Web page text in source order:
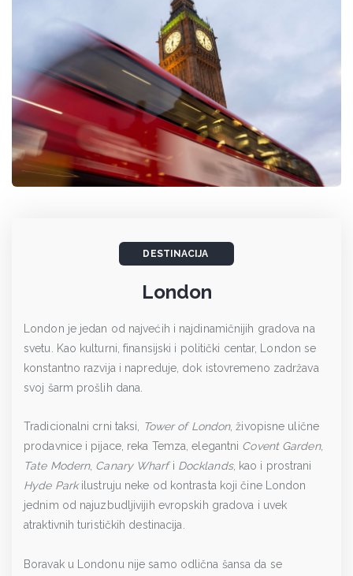
DESTINACIJA
London
London je jedan od najvećih i najdinamičnijih gradova na
svetu. Kao kulturni, finansijski i politički centar, London se
konstantno razvija i napreduje, dok istovremeno zadržava
svoj šarm prošlih dana.
Tradicionalni crni taksi, Tower of London, živopisne ulične
prodavnice i pijace, reka Temza, elegantni Covent Garden,
Tate Modern, Canary Wharfi Docklands, kao i prostrani
Hyde Parkilustruju neke od kontrasta koji čine London
jednim od najuzbudljivijih evropskih gradova i uvek
atraktivnih turističkih destinacija.
Boravak u Londonu nije samo odlična šansa da se